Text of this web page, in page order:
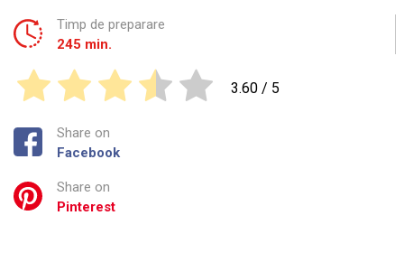
Timp de preparare
245 min.
3.60 / 5
Share on
Facebook
Share on
Pinterest